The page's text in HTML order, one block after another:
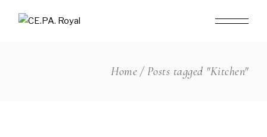
Home Posts tagged "Kitchen"